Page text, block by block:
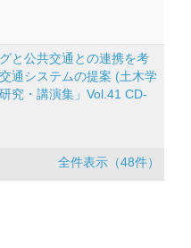
と公共交通との連携を考
通システムの提案 (土木学
究・講演集」Vol.41 CD-
全件表示（48件）